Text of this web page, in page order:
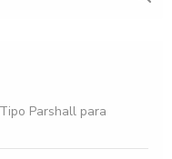
Parshall para